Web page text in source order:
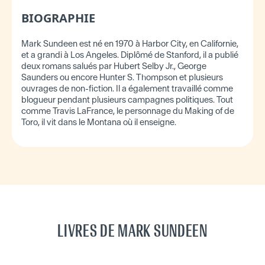
BIOGRAPHIE
Mark Sundeen est né en 1970 à Harbor City, en Californie,
et a grandi à Los Angeles. Diplômé de Stanford, il a publié
deux romans salués par Hubert Selby Jr., George
Saunders ou encore Hunter S. Thompson et plusieurs
ouvrages de non-fiction. Il a également travaillé comme
blogueur pendant plusieurs campagnes politiques. Tout
comme Travis LaFrance, le personnage du Making of de
Toro, il vit dans le Montana où il enseigne.
LIVRES DE MARK SUNDEEN